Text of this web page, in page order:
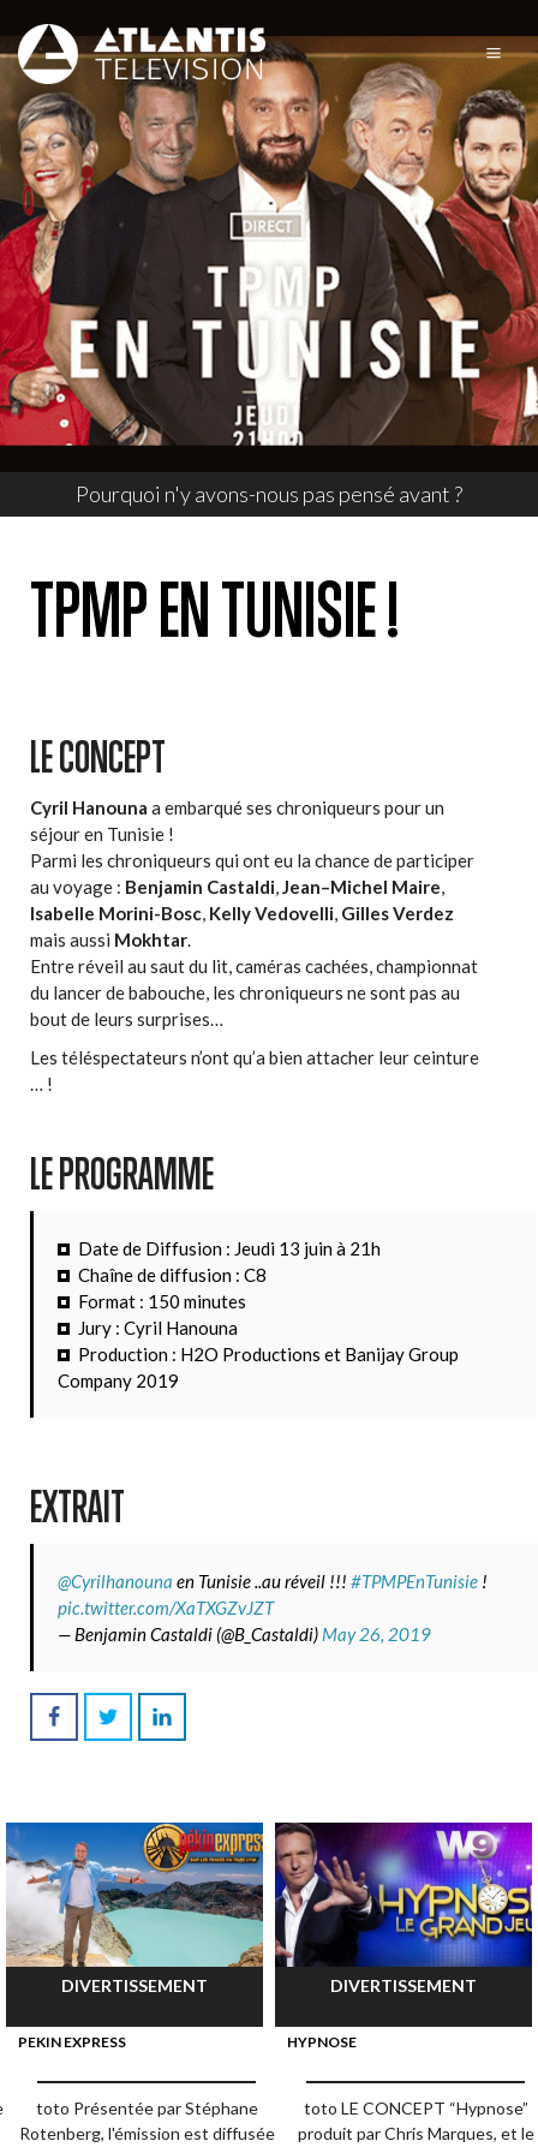
Pourquoi n'y avons-nous pas pensé avant ?
TPMP EN TUNISIE !
LE CONCEPT
Cyril Hanouna a embarqué ses chroniqueurs pour un
séjour en Tunisie !
Parmi les chroniqueurs qui ont eu la chance de participer
au voyage : Benjamin Castaldi,Jean–Michel Maire,
Isabelle Morini-Bosc, Kelly Vedovelli, Gilles Verdez
mais aussi Mokhtar.
Entre réveil au saut du lit, caméras cachées, championnat
du lancer de babouche, les chroniqueurs ne sont pas au
bout de leurs surprises…
Les téléspectateurs n’ont qu’a bien attacher leur ceinture
… !
LE PROGRAMME
Date de Diffusion : Jeudi 13 juin à 21h
Chaîne de diffusion : C8
Format : 150 minutes
Jury : Cyril Hanouna
Production : H2O Productions et Banijay Group
Company 2019
EXTRAIT
@Cyrilhanouna en Tunisie ..au réveil !!! #TPMPEnTunisie !
pic.twitter.com/XaTXGZvJZT
— Benjamin Castaldi (@B_Castaldi) May 26, 2019
DIVERTISSEMENT
PEKIN EXPRESS
toto Présentée par Stéphane
Rotenberg, l'émission est diffusée
DIVERTISSEMENT
HYPNOSE
toto LE CONCEPT “Hypnose”
produit par Chris Marques, et le